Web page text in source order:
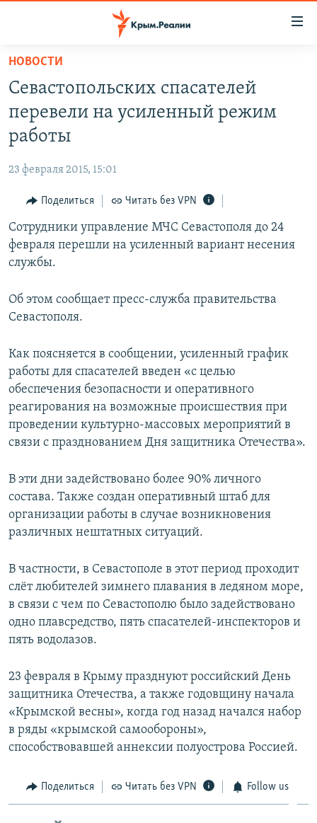
Вернуться
основному
содержанию
Вернутся
главной
навигации
Вернутся
поиску
ГРУЗ 200
11 ЛЕТ ОККУПАЦИИ КРЫМА. 11 ИСТОРИЙ СОПРОТИВЛЕНИЯ
ВОДА
ЕЩЕ
ИНТЕРАКТИВ
ИНФОГРАФИКА
ТЕЛЕПРОЕКТ КРЫМ.РЕАЛИИ
ПРОПАВШИЕ БЕЗ ВЕСТИ
КРЫМ.НЕПОКОРЕННЫЙ
УКРАИНСКАЯ ПРОБЛЕМА КРЫМА
РАДІО СВОБОДА
КАК ОБОЙТИ БЛОКИРОВКУ
Українською
Qırımtatar
Все сайты RFE/RL
НОВОСТИ
Севастопольских спасателей
перевели на усиленный режим
работы
23 февраля 2015, 15:01
Поделиться Читать без VPN
Сотрудники управление МЧС Севастополя до 24
февраля перешли на усиленный вариант несения
службы.
Об этом сообщает пресс-служба правительства
Севастополя.
Как поясняется в сообщении, усиленный график
работы для спасателей введен «с целью
обеспечения безопасности и оперативного
реагирования на возможные происшествия при
проведении культурно-массовых мероприятий в
связи с празднованием Дня защитника Отечества».
В эти дни задействовано более 90% личного
состава. Также создан оперативный штаб для
организации работы в случае возникновения
различных нештатных ситуаций.
В частности, в Севастополе в этот период проходит
слёт любителей зимнего плавания в ледяном море,
в связи с чем по Севастополю было задействовано
одно плавсредство, пять спасателей-инспекторов и
пять водолазов.
23 февраля в Крыму празднуют российский День
защитника Отечества, а также годовщину начала
«Крымской весны», когда год назад начался набор
в ряды «крымской самообороны»,
способствовавшей аннексии полуострова Россией.
Поделиться Читать без VPN Follow us